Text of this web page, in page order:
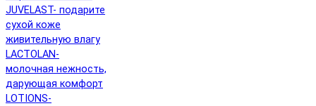
JUVELAST- подарите
сухой коже
живительную влагу
LACTOLAN-
молочная нежность,
дарующая комфорт
LOTIONS-